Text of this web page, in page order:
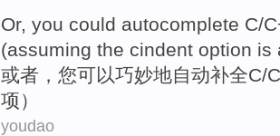
Or, you could autocomplete C/
(assuming the cindent option is
或者 ， 您可以巧妙地自动补全C/
项）
youdao